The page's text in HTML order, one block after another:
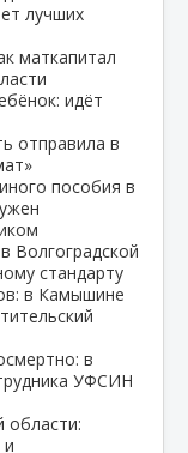
лучших
маткапитал
идёт
отправила в
пособия в
Волгоградской
стандарту
в Камышине
в
УФСИН
области: